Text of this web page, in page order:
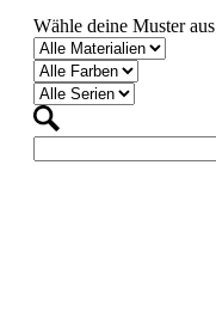
Wähle deine Muster aus